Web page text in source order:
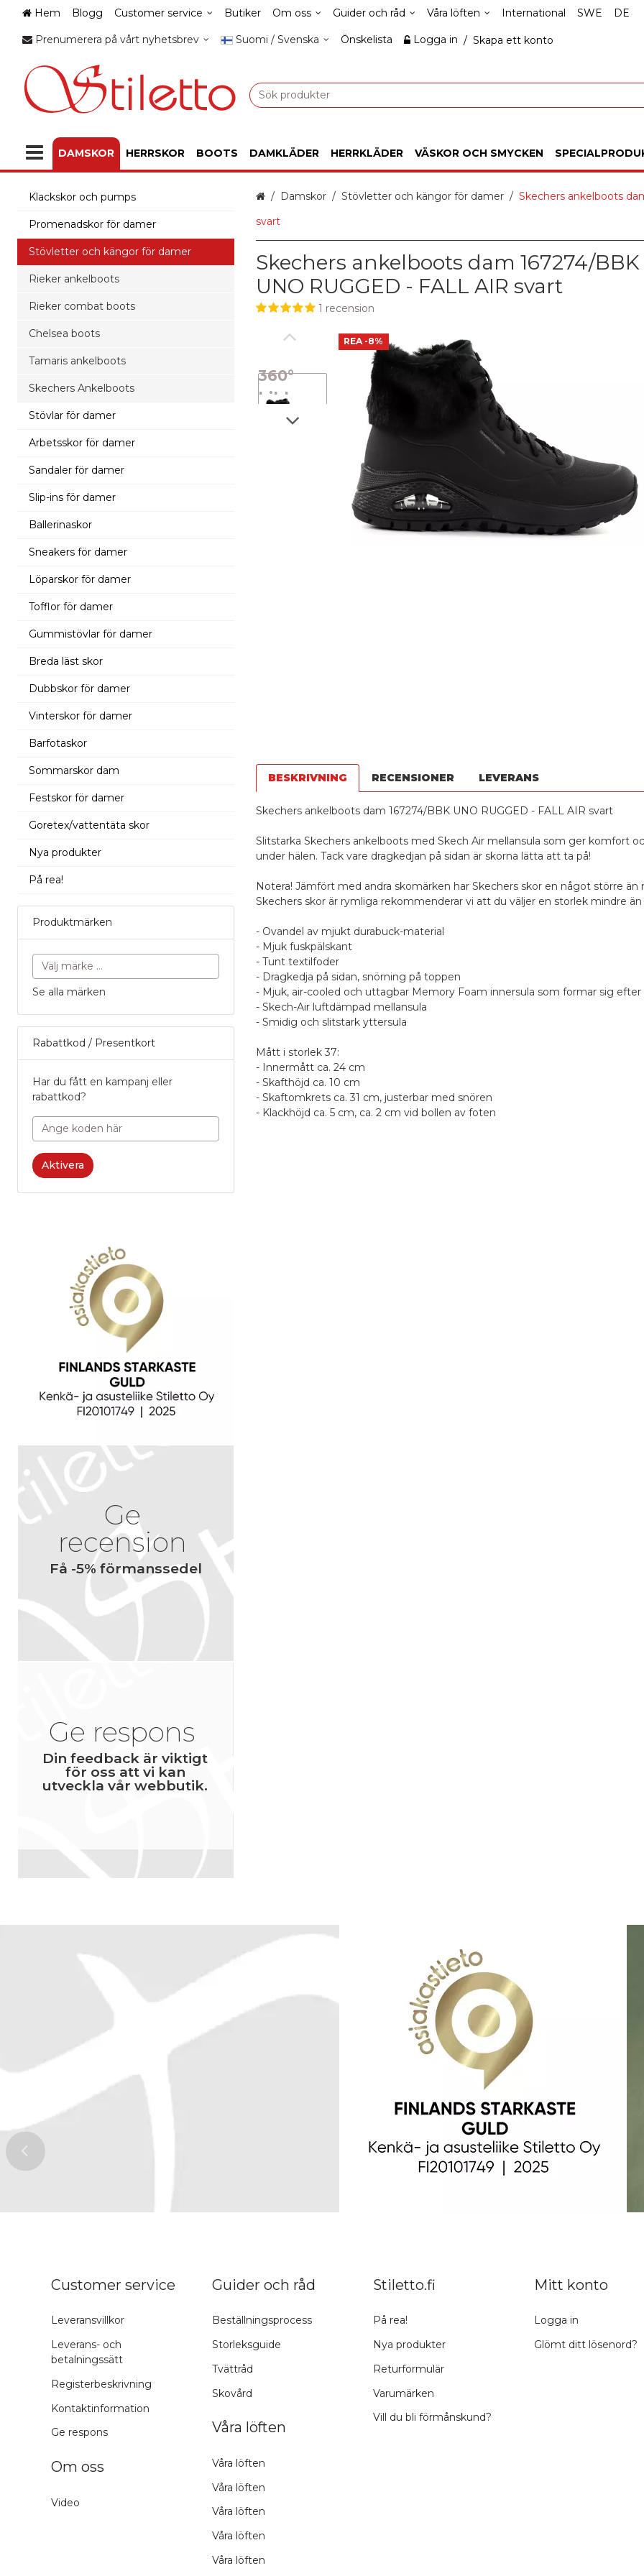
Hem Blogg Customer service Butiker Om oss Guider och råd Våra löften International SWE DE
Prenumerera på vårt nyhetsbrev Suomi / Svenska Önskelista Logga in / Skapa ett konto
DAMSKOR HERRSKOR BOOTS DAMKLÄDER HERRKLÄDER VÄSKOR OCH SMYCKEN
Klackskor och pumps
Promenadskor för damer
Stövletter och kängor för damer
Rieker ankelboots
Rieker combat boots
Chelsea boots
Tamaris ankelboots
Skechers Ankelboots
Stövlar för damer
Arbetsskor för damer
Sandaler för damer
Slip-ins för damer
Ballerinaskor
Sneakers för damer
Löparskor för damer
Tofflor för damer
Gummistövlar för damer
Breda läst skor
Dubbskor för damer
Vinterskor för damer
Barfotaskor
Sommarskor dam
Festskor för damer
Goretex/vattentäta skor
Nya produkter
På rea!
Produktmärken
Se alla märken
Rabattkod / Presentkort
Har du fått en kampanj eller
rabattkod?
Aktivera
Ge
recension
Få -5% förmanssedel
Ge respons
Din feedback är viktigt
för oss att vi kan
utveckla vår webbutik.
HemDamskor Stövletter och kängor för damer
Skechers ankelboots
svart
Skechers ankelboots dam 167274/BBK
UNO RUGGED - FALL AIR svart
1 recension
360°
bild
REA -8%
BESKRIVNING RECENSIONER LEVERANS
Skechers ankelboots dam 167274/BBK UNO RUGGED - FALL AIR svart
Slitstarka Skechers ankelboots med Skech Air mellansula som ger komfort
under hälen. Tack vare dragkedjan på sidan är skorna lätta att ta på!
Notera! Jämfört med andra skomärken har Skechers skor en något större
Skechers skor är rymliga rekommenderar vi att du väljer en storlek mindre
- Ovandel av mjukt durabuck-material
- Mjuk fuskpälskant
- Tunt textilfoder
- Dragkedja på sidan, snörning på toppen
- Mjuk, air-cooled och uttagbar Memory Foam innersula som formar sig
- Skech-Air luftdämpad mellansula
- Smidig och slitstark yttersula
Mått i storlek 37:
- Innermått ca. 24 cm
- Skafthöjd ca. 10 cm
- Skaftomkrets ca. 31 cm, justerbar med snören
- Klackhöjd ca. 5 cm, ca. 2 cm vid bollen av foten
Customer service
Leveransvillkor
Leverans- och
betalningssätt
Registerbeskrivning
Kontaktinformation
Ge respons
Om oss
Video
Guider och råd
Beställningsprocess
Storleksguide
Tvättråd
Skovård
Våra löften
Våra löften
Våra löften
Våra löften
Våra löften
Våra löften
Stiletto.fi
På rea!
Nya produkter
Returformulär
Varumärken
Vill du bli förmånskund?
Mitt konto
Logga in
Glömt ditt lösenord?